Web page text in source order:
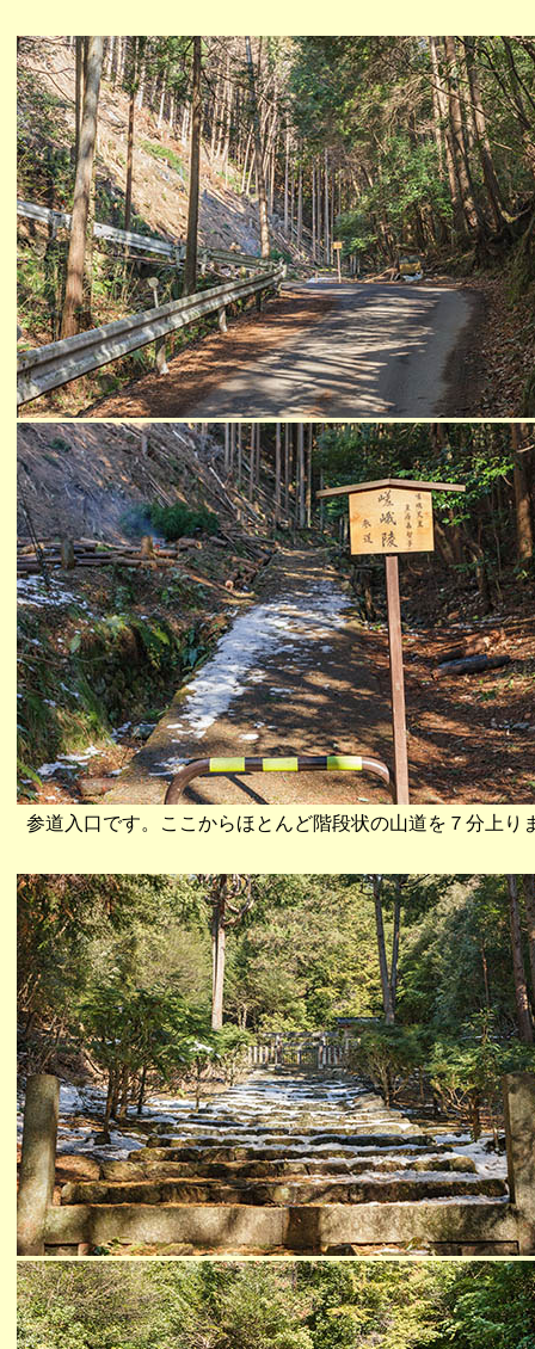
参道入口です。ここからほとんど階段状の山道を７分上り